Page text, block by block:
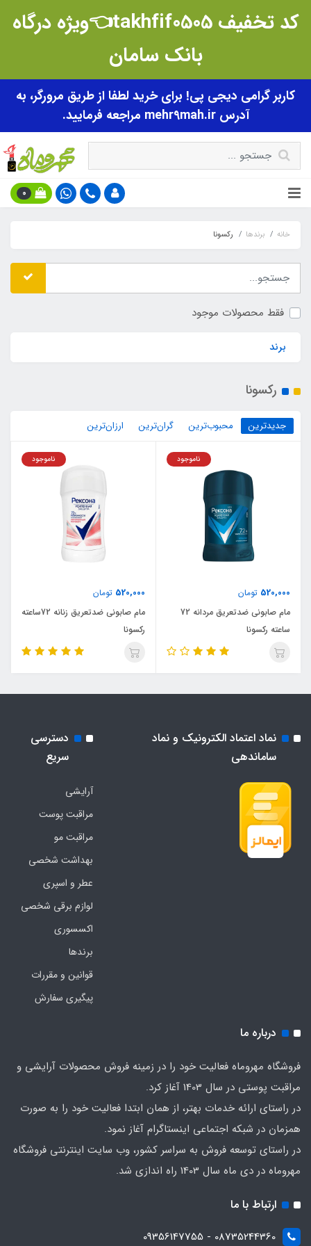
کد تخفیف takhfif0505👈ویژه درگاه
بانک سامان
کاربر گرامی دیجی پی! برای خرید لطفا از طریق مرورگر، به
آدرس mehr9mah.ir مراجعه فرمایید.
0
خانه برندها رکسونا
فقط محصولات موجود
برند
رکسونا
جدیدترین محبوب‌ترین گران‌ترین ارزان‌ترین
520,000 تومان
ناموجود
مام صابونی ضدتعریق مردانه 72
ساعته رکسونا
520,000 تومان
ناموجود
مام صابونی ضدتعریق زنانه 72ساعته
رکسونا
نماد اعتماد الکترونیک و نماد
ساماندهی
دسترسی
سریع
آرایشی
مراقبت پوست
مراقبت مو
بهداشت شخصی
عطر و اسپری
لوازم برقی شخصی
اکسسوری
برندها
قوانین و مقررات
پیگیری سفارش
درباره ما
فروشگاه مهروماه فعالیت خود را در زمینه فروش محصولات آرایشی و
مراقبت پوستی در سال 1403 آغاز کرد.
در راستای ارائه خدمات بهتر، از همان ابتدا فعالیت خود را به صورت
همزمان در شبکه اجتماعی اینستاگرام آغاز نمود.
در راستای توسعه فروش به سراسر کشور، وب سایت اینترنتی فروشگاه
مهروماه در دی ماه سال 1403 راه اندازی شد.
ارتباط با ما
08735244360 - 09356147755